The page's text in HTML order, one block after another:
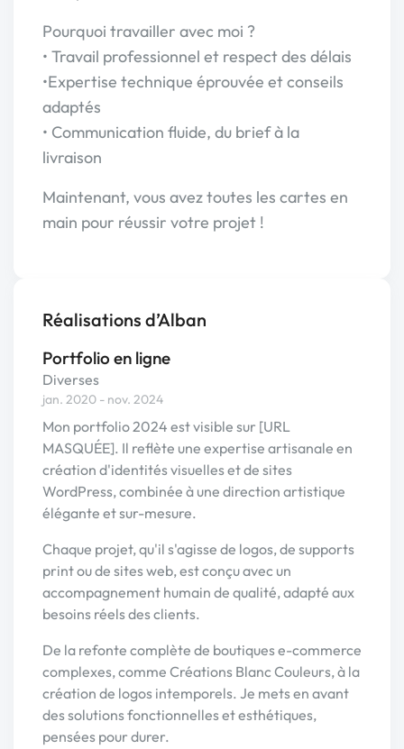
Pourquoi travailler avec moi ?
• Travail professionnel et respect des délais
•Expertise technique éprouvée et conseils
adaptés
• Communication fluide, du brief à la
livraison
Maintenant, vous avez toutes les cartes en
main pour réussir votre projet !
Réalisations d’Alban
Portfolio en ligne
Diverses
jan. 2020 - nov. 2024
Mon portfolio 2024 est visible sur [URL
MASQUÉE]. Il reflète une expertise artisanale en
création d'identités visuelles et de sites
WordPress, combinée à une direction artistique
élégante et sur-mesure.
Chaque projet, qu'il s'agisse de logos, de supports
print ou de sites web, est conçu avec un
accompagnement humain de qualité, adapté aux
besoins réels des clients.
De la refonte complète de boutiques e-commerce
complexes, comme Créations Blanc Couleurs, à la
création de logos intemporels. Je mets en avant
des solutions fonctionnelles et esthétiques,
pensées pour durer.